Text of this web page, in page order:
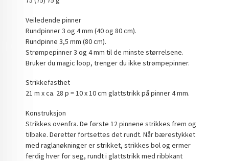
Veiledende pinner
Rundpinner 3 og 4 mm (40 og 80 cm).
Rundpinne 3,5 mm (80 cm).
Strømpepinner 3 og 4 mm til de minste størrelsene.
Bruker du magic loop, trenger du ikke strømpepinner.
Strikkefasthet
21 m x ca. 28 p = 10 x 10 cm glattstrikk på pinner 4 mm.
Konstruksjon
Strikkes ovenfra. De første 12 pinnene strikkes frem og
tilbake. Deretter fortsettes det rundt. Når bærestykket
med raglanøkninger er strikket, strikkes bol og ermer
ferdig hver for seg, rundt i glattstrikk med ribbkant